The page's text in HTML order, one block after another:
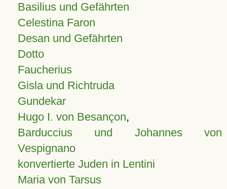
Basilius und Gefährten
Celestina Faron
Desan und Gefährten
Dotto
Faucherius
Gisla und Richtruda
Gundekar
Hugo I. von Besançon,
Barduccius und Johannes von
Vespignano
konvertierte Juden in Lentini
Maria von Tarsus